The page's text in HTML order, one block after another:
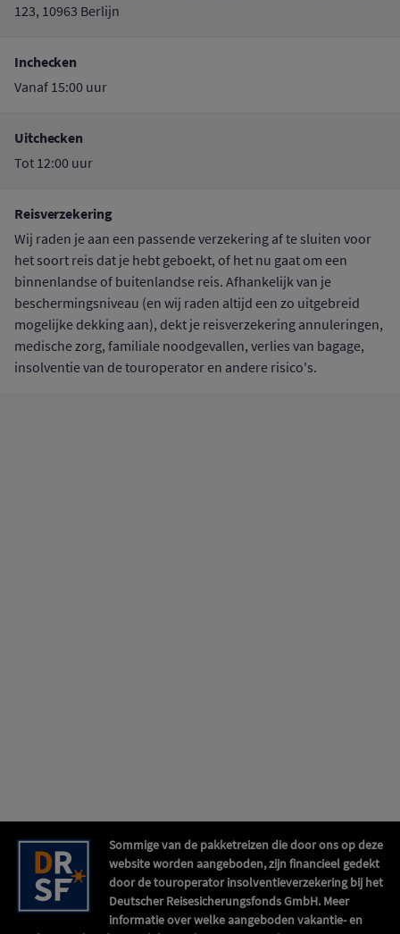
123, 10963 Berlijn
Inchecken
Vanaf 15:00 uur
Uitchecken
Tot 12:00 uur
Reisverzekering
Wij raden je aan een passende verzekering af te sluiten voor
het soort reis dat je hebt geboekt, of het nu gaat om een
binnenlandse of buitenlandse reis. Afhankelijk van je
beschermingsniveau (en wij raden altijd een zo uitgebreid
mogelijke dekking aan), dekt je reisverzekering annuleringen,
medische zorg, familiale noodgevallen, verlies van bagage,
insolventie van de touroperator en andere risico's.
Sommige van de pakketreizen die door ons op deze
website worden aangeboden, zijn financieel gedekt
door de touroperator insolventieverzekering bij het
Deutscher Reisesicherungsfonds GmbH. Meer
informatie over welke aangeboden vakantie- en